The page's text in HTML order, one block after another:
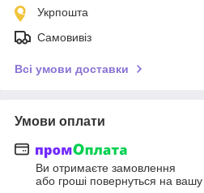
Укрпошта
Самовивіз
Всі умови доставки
Умови оплати
Ви отримаєте замовлення
або гроші повернуться на вашу